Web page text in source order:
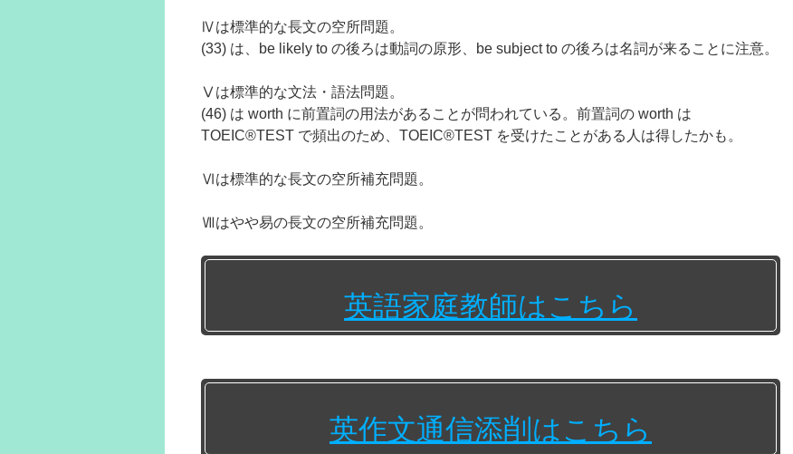
Ⅳは標準的な長文の空所問題。
(33) は、be likely to の後ろは動詞の原形、be subject to の後ろは名詞が来ることに注意。
Ⅴは標準的な文法・語法問題。
(46) は worth に前置詞の用法があることが問われている。前置詞の worth は
TOEIC®TEST で頻出のため、TOEIC®TEST を受けたことがある人は得したかも。
Ⅵは標準的な長文の空所補充問題。
Ⅶはやや易の長文の空所補充問題。
英語家庭教師はこちら
英作文通信添削はこちら